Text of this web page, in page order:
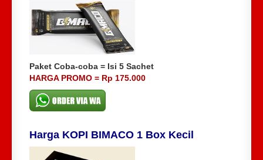
Paket Coba-coba = Isi 5 Sachet
HARGA PROMO = Rp 175.000
Harga KOPI BIMACO 1 Box Kecil